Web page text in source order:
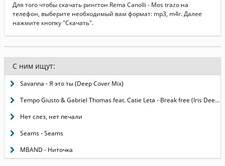
Для того чтобы скачать рингтон Rema Canolli - Mos trazo на
телефон, выберите необходимый вам формат: mp3, m4r. Далее
нажмите кнопку "Скачать".
С ним ищут:
Savanna - Я это ты (Deep Cover Mix)
Tempo Giusto & Gabriel Thomas feat. Catie Leta - Break free (Iris Dee Jay Remix)
Нет слез, нет печали
Seams - Seams
MBAND - Ниточка